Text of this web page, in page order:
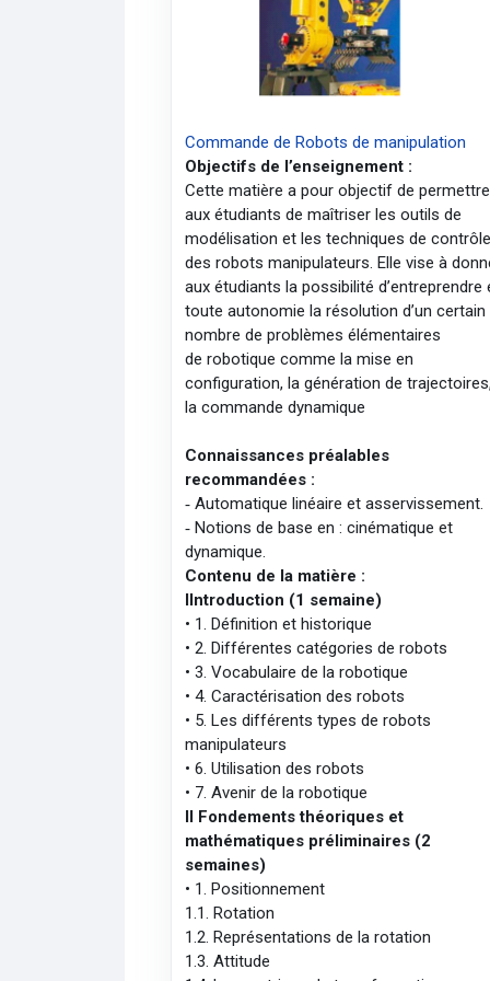
Commande de Robots de manipulation
Objectifs de l’enseignement :
Cette matière a pour objectif de permettre
aux étudiants de maîtriser les outils de
modélisation et les techniques de contrôle
des robots manipulateurs. Elle vise à
aux étudiants la possibilité d’entreprendre
toute autonomie la résolution d’un certain
nombre de problèmes élémentaires
de robotique comme la mise en
configuration, la génération de trajectoires,
la commande dynamique
Connaissances préalables
recommandées :
‐ Automatique linéaire et asservissement.
‐ Notions de base en : cinématique et
dynamique.
Contenu de la matière :
I­Introduction (1 semaine)
• 1. Définition et historique
• 2. Différentes catégories de robots
• 3. Vocabulaire de la robotique
• 4. Caractérisation des robots
• 5. Les différents types de robots
manipulateurs
• 6. Utilisation des robots
• 7. Avenir de la robotique
II­ Fondements théoriques et
mathématiques préliminaires (2
semaines)
• 1. Positionnement
1.1. Rotation
1.2. Représentations de la rotation
1.3. Attitude